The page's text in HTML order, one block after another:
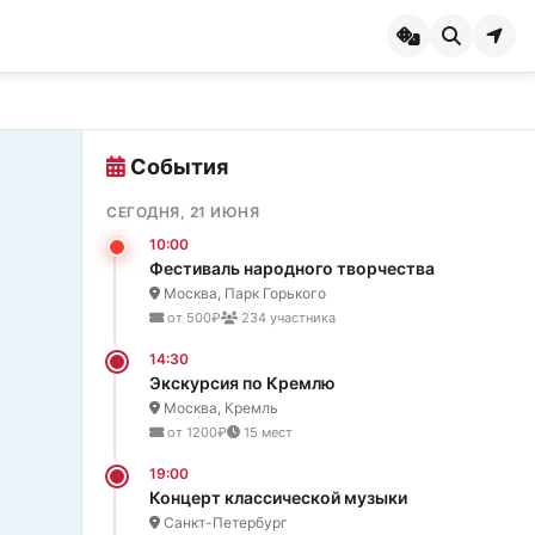
События
СЕГОДНЯ, 21 ИЮНЯ
10:00
Фестиваль народного творчества
Москва, Парк Горького
от 500₽ 234 участника
14:30
Экскурсия по Кремлю
Москва, Кремль
от 1200₽ 15 мест
19:00
Концерт классической музыки
Санкт-Петербург